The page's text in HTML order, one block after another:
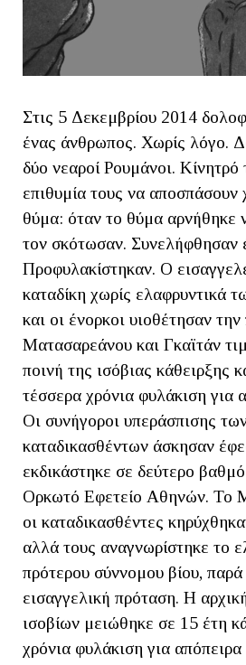
Στις 5 Δεκεμβρίου 2014
ένας άνθρωπος. Χωρίς λόγο.
δύο νεαροί Ρουμάνοι. Κίνητρό
επιθυμία τους να αποσπάσουν
θύμα: όταν το θύμα αρνήθηκε
τον σκότωσαν. Συνελήφθησαν
Προφυλακίστηκαν. Ο
καταδίκη χωρίς ελαφρυντικά
και οι ένορκοι υιοθέτησαν
Ματασαρεάνου και Γκαϊτάν
ποινή της ισόβιας κάθειρξης
τέσσερα χρόνια φυλάκιση για
Οι συνήγοροι υπεράσπισης
καταδικασθέντων άσκησαν
εκδικάστηκε σε δεύτερο
Ορκωτό Εφετείο Αθηνών. Το
οι καταδικασθέντες
αλλά τους αναγνωρίστηκε το
πρότερου σύννομου βίου, παρά
εισαγγελική πρόταση. Η
ισοβίων μειώθηκε σε 15 έτη
χρόνια φυλάκιση για απόπειρα